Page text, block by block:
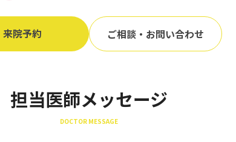
来院予約 ご相談・お問い合わせ
担当医師メッセージ
DOCTOR MESSAGE